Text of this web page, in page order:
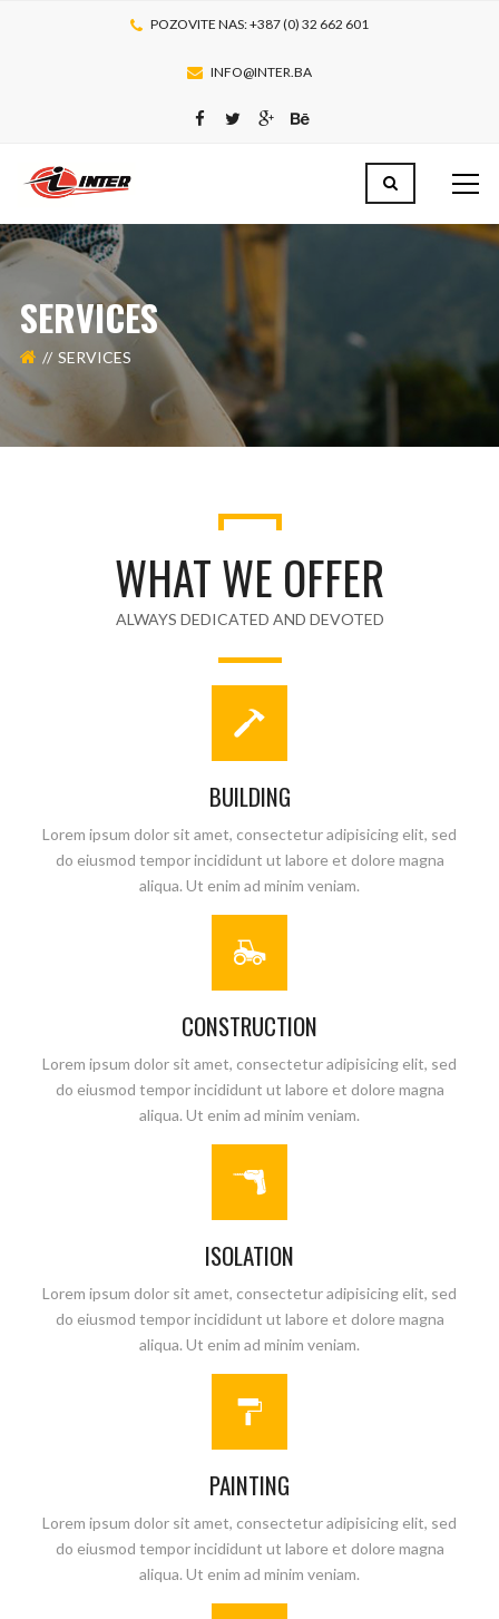
POZOVITE NAS: +387 (0) 32 662 601
INFO@INTER.BA
SERVICES
SERVICES
WHAT WE OFFER
ALWAYS DEDICATED AND DEVOTED
BUILDING
Lorem ipsum dolor sit amet, consectetur adipisicing elit, sed
do eiusmod tempor incididunt ut labore et dolore magna
aliqua. Ut enim ad minim veniam.
CONSTRUCTION
Lorem ipsum dolor sit amet, consectetur adipisicing elit, sed
do eiusmod tempor incididunt ut labore et dolore magna
aliqua. Ut enim ad minim veniam.
ISOLATION
Lorem ipsum dolor sit amet, consectetur adipisicing elit, sed
do eiusmod tempor incididunt ut labore et dolore magna
aliqua. Ut enim ad minim veniam.
PAINTING
Lorem ipsum dolor sit amet, consectetur adipisicing elit, sed
do eiusmod tempor incididunt ut labore et dolore magna
aliqua. Ut enim ad minim veniam.